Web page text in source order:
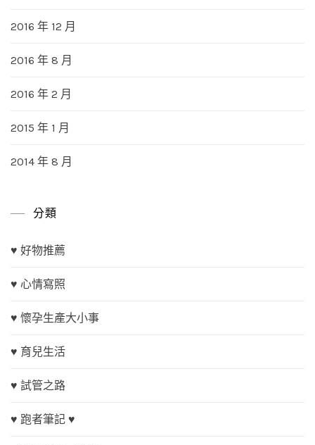
2016 年 12 月
2016 年 8 月
2016 年 2 月
2015 年 1 月
2014 年 8 月
分類
♥ 好物推薦
♥ 心情寫照
♥ 懷孕生產大小事
♥ 育兒生活
♥ 試管之路
♥ 跑者筆記 ♥